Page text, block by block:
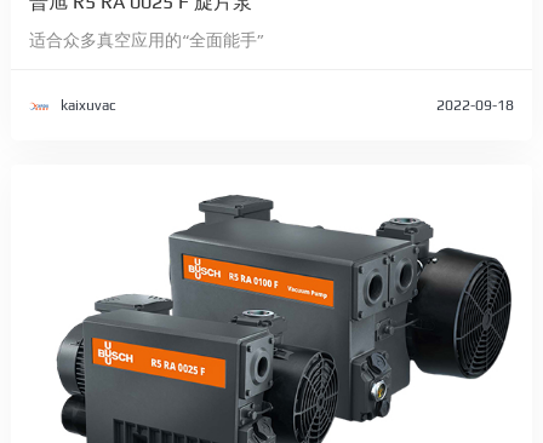
适合众多真空应用的“全面能手”
kaixuvac 2022-09-18